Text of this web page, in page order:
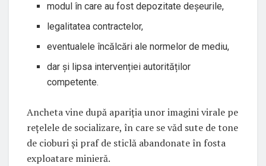
modul în care au fost depozitate deșeurile,
legalitatea contractelor,
eventualele încălcări ale normelor de mediu,
dar și lipsa intervenției autorităților
competente.
Ancheta vine după apariția unor imagini virale pe
rețelele de socializare, în care se văd sute de tone
de cioburi și praf de sticlă abandonate în fosta
exploatare minieră.